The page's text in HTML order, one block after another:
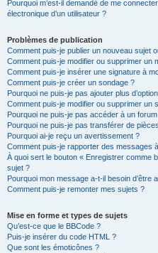
Pourquoi m’est-il demandé de me
électronique d’un utilisateur ?
Problèmes de publication
Comment puis-je publier un nouveau sujet
Comment puis-je modifier ou supprimer un
Comment puis-je insérer une signature à
Comment puis-je créer un sondage ?
Pourquoi ne puis-je pas ajouter plus
Comment puis-je modifier ou supprimer un
Pourquoi ne puis-je pas accéder à un
Pourquoi ne puis-je pas transférer de
Pourquoi ai-je reçu un avertissement ?
Comment puis-je rapporter des messages
À quoi sert le bouton « Enregistrer comme
sujet ?
Pourquoi mon message a-t-il besoin d’être
Comment puis-je remonter mes sujets ?
Mise en forme et types de sujets
Qu’est-ce que le BBCode ?
Puis-je insérer du code HTML ?
Que sont les émoticônes ?